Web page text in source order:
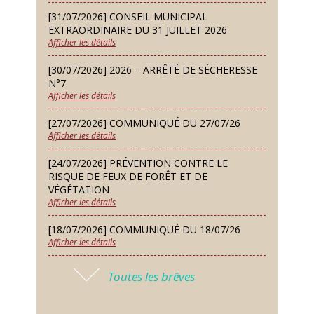
Samedi 12 Sep
Défi de pêche aux leurres (concept
lure house)
Dimanche 13 Sep
Repas de fouées
Lundi 14 Sep
Conseil municipal du 14 septembre
2026
Jeudi 24 Sep
Permanence des Architectes des
Bâtiments de France
Samedi 26 Sep
Concours de palets
Vendredi 09 Oct
Soirée des nouveaux habitants
[31/07/2026] CONSEIL MUNICIPAL
EXTRAORDINAIRE DU 31 JUILLET 2026
Afficher les détails
[30/07/2026] 2026 – ARRÊTÉ DE SÉCHERESSE
N°7
Afficher les détails
[27/07/2026] COMMUNIQUÉ DU 27/07/26
Afficher les détails
[24/07/2026] PRÉVENTION CONTRE LE
RISQUE DE FEUX DE FORÊT ET DE
VÉGÉTATION
Afficher les détails
[18/07/2026] COMMUNIQUÉ DU 18/07/26
Afficher les détails
[17/07/2026] 2026 – ARRÊTÉ DE SÉCHERESSE
Toutes les brêves